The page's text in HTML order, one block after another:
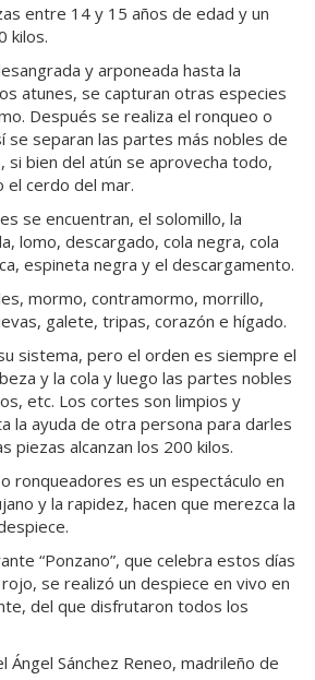
entre 14 y 15 años de edad y un
kilos.
y arponeada hasta la
atunes, se capturan otras especies
Después se realiza el ronqueo o
se separan las partes más nobles de
si bien del atún se aprovecha todo,
el cerdo del mar.
se encuentran, el solomillo, la
lomo, descargado, cola negra, cola
espineta negra y el descargamento.
mormo, contramormo, morrillo,
galete, tripas, corazón e hígado.
sistema, pero el orden es siempre el
y la cola y luego las partes nobles
etc. Los cortes son limpios y
la ayuda de otra persona para darles
piezas alcanzan los 200 kilos.
ronqueadores es un espectáculo en
y la rapidez, hacen que merezca la
“Ponzano”, que celebra estos días
se realizó un despiece en vivo en
del que disfrutaron todos los
Ángel Sánchez Reneo, madrileño de